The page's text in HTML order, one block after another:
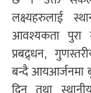
लक्ष्यहरुलाई
आवश्यकता पुरा
प्रबद्र्धन,
बन्दै आयआर्जनमा
दिन तथा